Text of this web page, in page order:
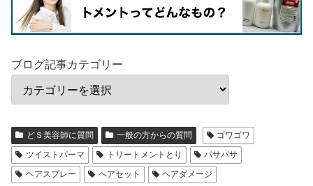
ブログ記事カテゴリー
どＳ美容師に質問 一般の方からの質問
ゴワゴワ
ツイストパーマ
トリートメントとり
パサパサ
ヘアスプレー
ヘアセット ヘアダメージ